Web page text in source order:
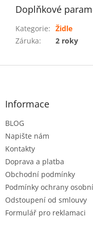
Doplňkové
Kategorie: Židle
Záruka: 2 roky
Z
Informace
BLOG
Napište nám
Kontakty
Doprava a platba
Obchodní podmínky
Podmínky ochrany
Odstoupení od smlouvy
Formulář pro reklamaci